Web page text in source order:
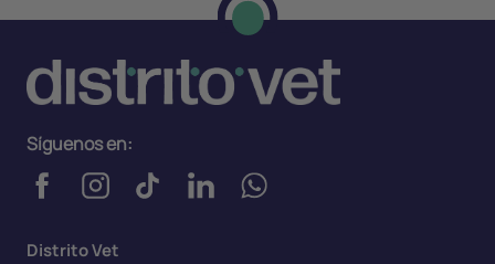
Distrito Vet
Síguenos en: